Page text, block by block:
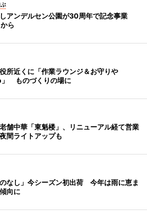
アンデルセン公園が30周年で記念事業
ら
所近くに「作業ラウンジ＆お守りや
ものづくりの場に
舗中華「東魁楼」、リニューアル経て営業
間ライトアップも
のなし」今シーズン初出荷 今年は雨に恵ま
向に